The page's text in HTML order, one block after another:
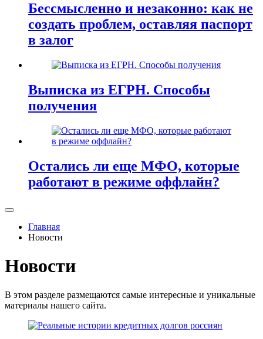
Бессмысленно и незаконно: как не
создать проблем, оставляя паспорт
в залог
Выписка из ЕГРН. Способы
получения
Остались ли еще МФО, которые
работают в режиме оффлайн?
Главная
Новости
Новости
В этом разделе размещаются самые интересные и уникальные
материалы нашего сайта.